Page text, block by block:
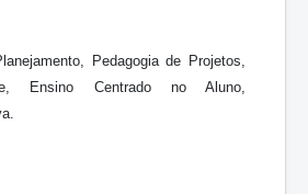
Pedagogia de Projetos,
Ensino Centrado no Aluno,